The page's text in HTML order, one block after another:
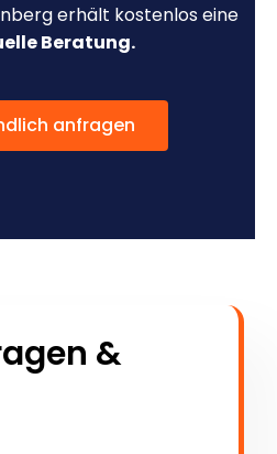
erhält kostenlos eine
Beratung.
anfragen
&